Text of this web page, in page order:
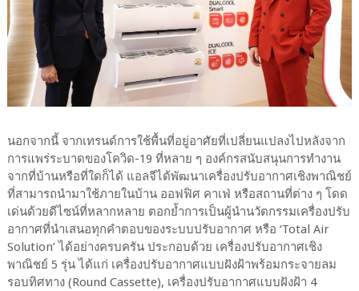
นอกจากนี้ จากเทรนด์การใช้พื้นที่อยู่อาศัยที่เปลี่ยนแปลงไปหลังจาก
การแพร่ระบาดของโควิด-19 ที่หลาย ๆ องค์กรสนับสนุนการทำงาน
จากที่บ้านหรือที่ใดก็ได้ แอลจีได้พัฒนาเครื่องปรับอากาศเชิงพาณิชย์
ที่สามารถนำมาใช้ภายในบ้าน ออฟฟิศ คาเฟ่ หรือสถานที่ต่าง ๆ โดด
เด่นด้วยดีไซน์ที่หลากหลาย ตอกย้ำการเป็นผู้นำนวัตกรรมเครื่องปรับ
อากาศที่นำเสนอทุกคำตอบของระบบปรับอากาศ หรือ ‘Total Air
Solution’ ได้อย่างครบครัน ประกอบด้วย เครื่องปรับอากาศเชิง
พาณิชย์ 5 รุ่น ได้แก่ เครื่องปรับอากาศแบบฝังฝ้าพร้อมกระจายลม
รอบทิศทาง (Round Cassette), เครื่องปรับอากาศแบบฝังฝ้า 4